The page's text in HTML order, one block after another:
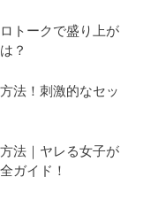
トークで盛り上が
？
法！刺激的なセッ
法｜ヤレる女子が
ガイド！